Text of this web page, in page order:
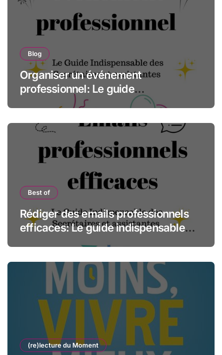
Blog
Organiser un événement
professionnel: Le guide
indispensable des assistantes et
Best of
Rédiger des emails professionnels
efficaces: Le guide indispensable
(re)lecture du Moment